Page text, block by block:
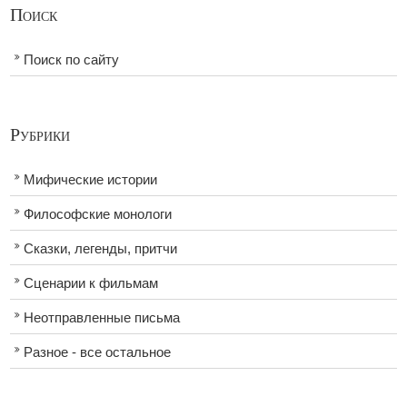
Поиск
Поиск по сайту
Рубрики
Мифические истории
Философские монологи
Сказки, легенды, притчи
Сценарии к фильмам
Неотправленные письма
Разное - все остальное